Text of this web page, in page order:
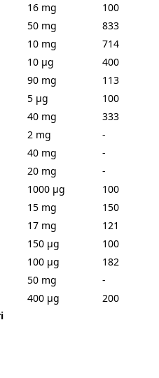
16 mg
100
50 mg
833
10 mg
714
10 µg
400
90 mg
113
5 µg
100
40 mg
333
2 mg
-
40 mg
-
20 mg
-
1000 µg
100
15 mg
150
17 mg
121
150 µg
100
100 µg
182
50 mg
-
400 µg
200